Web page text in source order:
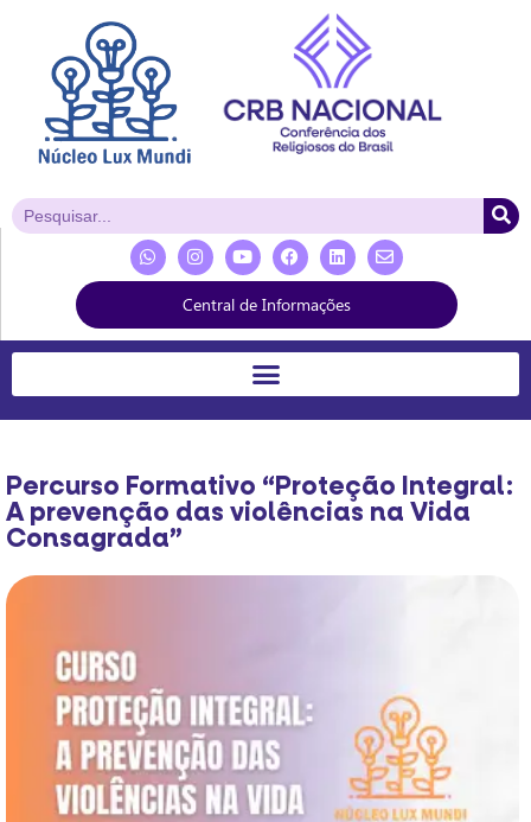
Central de Informações
Percurso Formativo “Proteção Integral:
A prevenção das violências na Vida
Consagrada”